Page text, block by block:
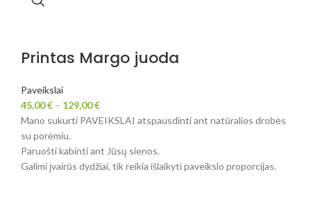
Printas Margo juoda
Paveikslai
45,00€ – 129,00€
Mano sukurti PAVEIKSLAI atspausdinti ant natūralios drobės
su porėmiu.
Paruošti kabinti ant Jūsų sienos.
Galimi įvairūs dydžiai, tik reikia išlaikyti paveikslo proporcijas.